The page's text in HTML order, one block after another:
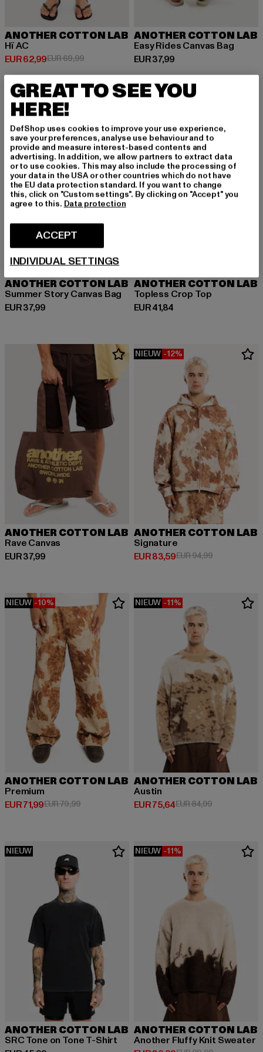
ANOTHER COTTON LAB
Hï AC
EUR 62,99
Huidige prijs: EUR 62,99
EUR 69,99Actieprijs: EUR 69,99
ANOTHER COTTON LAB
Easy Rides Canvas Bag
EUR 37,99
Huidige prijs: EUR 37,99
ANOTHER COTTON LAB
Summer Story Canvas Bag
EUR 37,99
Huidige prijs: EUR 37,99
ANOTHER COTTON LAB
Topless Crop Top
EUR 41,84
Huidige prijs: EUR 41,84
ANOTHER COTTON LAB
Rave Canvas
EUR 37,99
Huidige prijs: EUR 37,99
NIEUW -12%
ANOTHER COTTON LAB
Signature
EUR 83,59
Huidige prijs: EUR 83,59
EUR 94,99Actieprijs:
NIEUW -10%
ANOTHER COTTON LAB
Premium
EUR 71,99
Huidige prijs: EUR 71,99
EUR 79,99Actieprijs: EUR 79,99
NIEUW -11%
ANOTHER COTTON LAB
Austin
EUR 75,64
Huidige prijs: EUR 75,64
EUR 84,99Actieprijs:
NIEUW
ANOTHER COTTON LAB
SRC Tone on Tone T-Shirt
NIEUW -11%
ANOTHER COTTON LAB
Another Fluffy Knit Sweater
GREAT TO SEE YOU
HERE!
DefShop uses cookies to improve your use experience,
save your preferences, analyse use behaviour and to
provide and measure interest-based contents and
advertising. In addition, we allow partners to extract data
or to use cookies. This may also include the processing of
your data in the USA or other countries which do not have
the EU data protection standard. If you want to change
this, click on "Custom settings". By clicking on "Accept" you
agree to this. Data protection
ACCEPT
INDIVIDUAL SETTINGS